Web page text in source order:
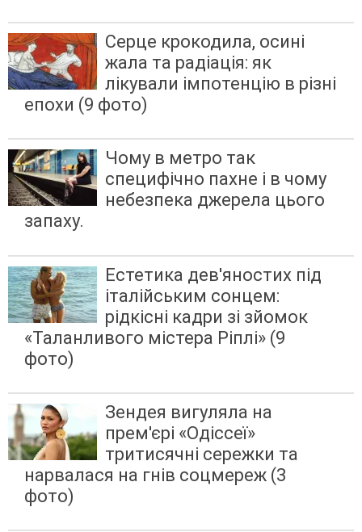
Серце крокодила, осині
жала та радіація: як
лікували імпотенцію в різні
епохи (9 фото)
Чому в метро так
специфічно пахне і в чому
небезпека джерела цього
запаху.
Естетика дев'яностих під
італійським сонцем:
рідкісні кадри зі зйомок
«Таланливого містера Ріплі» (9
фото)
Зендея вигуляла на
прем'єрі «Одіссеї»
тритисячні сережки та
нарвалася на гнів соцмереж (3
фото)